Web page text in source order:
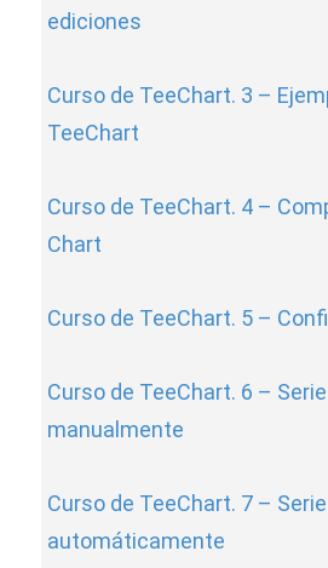
ediciones
Curso de TeeChart. 3 –
TeeChart
Curso de TeeChart. 4 –
Chart
Curso de TeeChart. 5 –
Curso de TeeChart. 6 –
manualmente
Curso de TeeChart. 7 –
automáticamente